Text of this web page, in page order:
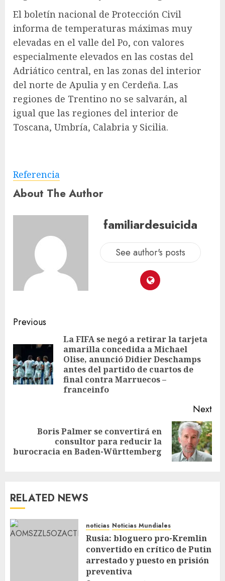
El boletín nacional de Protección Civil
informa de temperaturas máximas muy
elevadas en el valle del Po, con valores
especialmente elevados en las costas del
Adriático central, en las zonas del interior
del norte de Apulia y en Cerdeña. Las
regiones de Trentino no se salvarán, al
igual que las regiones del interior de
Toscana, Umbría, Calabria y Sicilia.
Referencia
About The Author
familiardesuicida
See author's posts
Previous
La FIFA se negó a retirar la tarjeta
amarilla concedida a Michael
Olise, anunció Didier Deschamps
antes del partido de cuartos de
final contra Marruecos –
franceinfo
Next
Boris Palmer se convertirá en
consultor para reducir la
burocracia en Baden-Württemberg
RELATED NEWS
noticias Noticias Mundiales
Rusia: bloguero pro-Kremlin
convertido en crítico de Putin
arrestado y puesto en prisión
preventiva